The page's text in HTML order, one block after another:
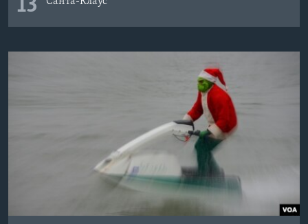
13